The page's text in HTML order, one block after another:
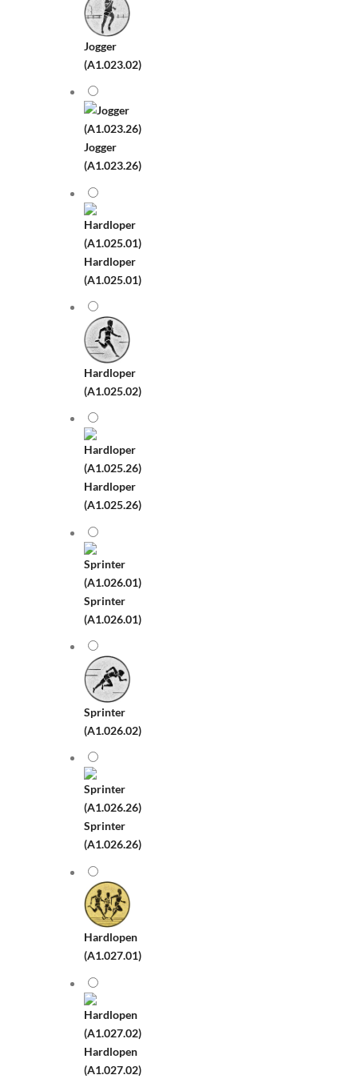
Jogger
(A1.023.02)
Jogger
(A1.023.26)
Hardloper
(A1.025.01)
Hardloper
(A1.025.02)
Hardloper
(A1.025.26)
Sprinter
(A1.026.01)
Sprinter
(A1.026.02)
Sprinter
(A1.026.26)
Hardlopen
(A1.027.01)
Hardlopen
(A1.027.02)